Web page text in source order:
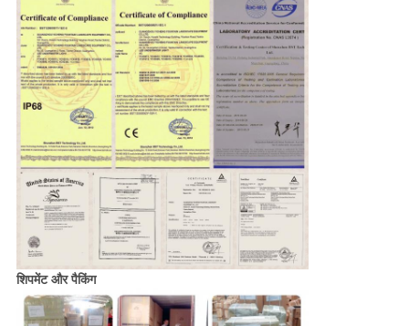
शिपमेंट और पैकिंग